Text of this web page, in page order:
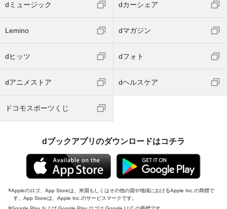
dミュージック dカーシェア
Lemino dマガジン
dヒッツ dフォト
dアニメストア dヘルスケア
ドコモスポーツくじ
dブックアプリのダウンロードはコチラ
Appleのロゴ、App Storeは、米国もしくはその他の国や地域におけるApple Inc.の商標で
す。App Storeは、Apple Inc.のサービスマークです。